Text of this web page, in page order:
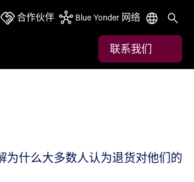
合作伙伴 Blue Yonder 网络
联系我们
为什么大多数人认为退货对他们的